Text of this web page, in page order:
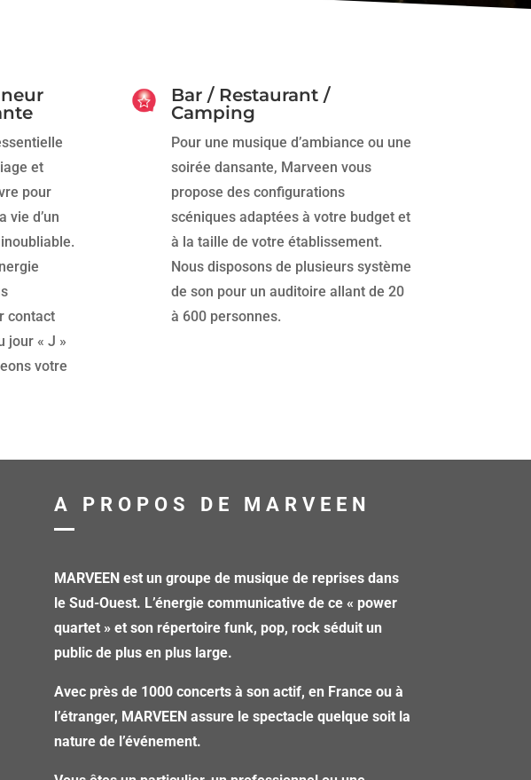
et
pour
vie d’un
contact
jour « J »
votre
Bar / Restaurant /
Camping
Pour une musique d’ambiance ou une
soirée dansante, Marveen vous
propose des configurations
scéniques adaptées à votre budget et
à la taille de votre établissement.
Nous disposons de plusieurs système
de son pour un auditoire allant de 20
à 600 personnes.
A PROPOS DE MARVEEN
MARVEEN est un groupe de musique de reprises dans
le Sud-Ouest. L’énergie communicative de ce « power
quartet » et son répertoire funk, pop, rock séduit un
public de plus en plus large.
Avec près de 1000 concerts à son actif, en France ou à
l’étranger, MARVEEN assure le spectacle quelque soit la
nature de l’événement.